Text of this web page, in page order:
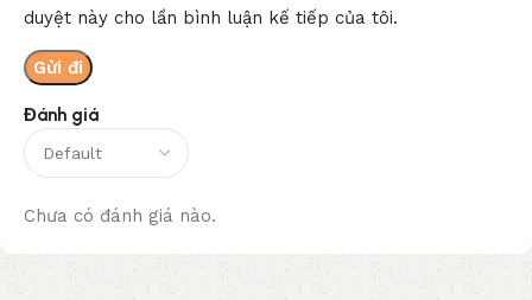
Đánh giá
Chưa có đánh giá nào.
duyệt này cho lần bình luận kế tiếp của tôi.